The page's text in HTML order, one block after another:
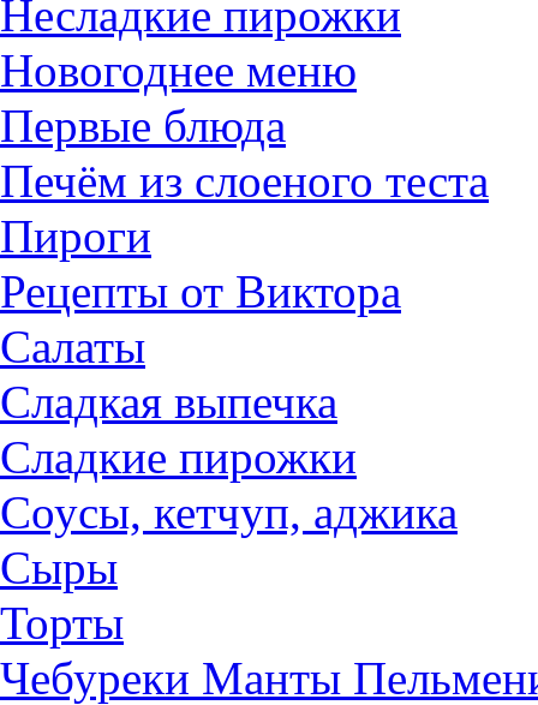
Несладкие пирожки
Новогоднее меню
Первые блюда
Печём из слоеного теста
Пироги
Рецепты от Виктора
Салаты
Сладкая выпечка
Сладкие пирожки
Соусы, кетчуп, аджика
Сыры
Торты
Чебуреки Манты